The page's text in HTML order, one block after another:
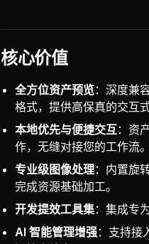
核心价值
全方位资产预览：深度兼
格式，提供高保真的交互式
本地优先与便捷交互：资
作，无缝对接您的工作流。
专业级图像处理：内置旋
完成资源基础加工。
开发提效工具集：集成专
AI 智能管理增强：支持接